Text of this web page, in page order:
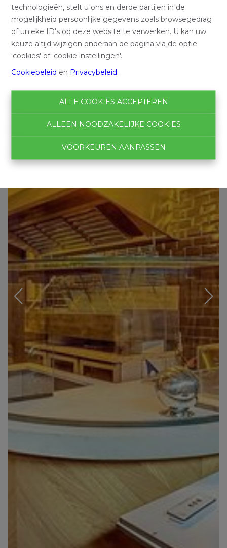
technologieën, stelt u ons en derde partijen in de
mogelijkheid persoonlijke gegevens zoals browsegedrag
of unieke ID's op deze website te verwerken. U kan uw
keuze altijd wijzigen onderaan de pagina via de optie
'cookies' of 'cookie instellingen'.
Cookiebeleid en Privacybeleid.
ALLE COOKIES ACCEPTEREN
ALLEEN NOODZAKELIJKE COOKIES
VOORKEUREN AANPASSEN